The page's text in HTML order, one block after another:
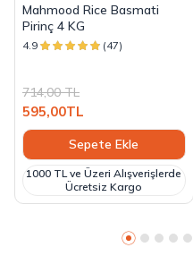
Mahmood Rice Basmati
Pirinç 4 KG
4.9 (47)
714,00TL
595,00TL
Sepete Ekle
1000 TL ve Üzeri Alışverişlerde
Ücretsiz Kargo